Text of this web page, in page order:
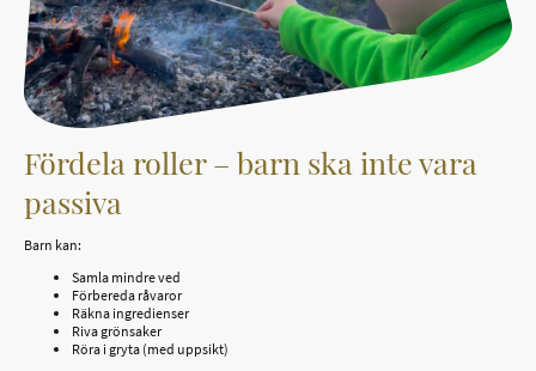
Fördela roller – barn ska inte vara
passiva
Barn kan:
Samla mindre ved
Förbereda råvaror
Räkna ingredienser
Riva grönsaker
Röra i gryta (med uppsikt)